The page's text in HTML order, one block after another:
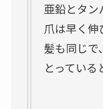
亜鉛とタン
爪は早く伸
髪も同じで
とっている